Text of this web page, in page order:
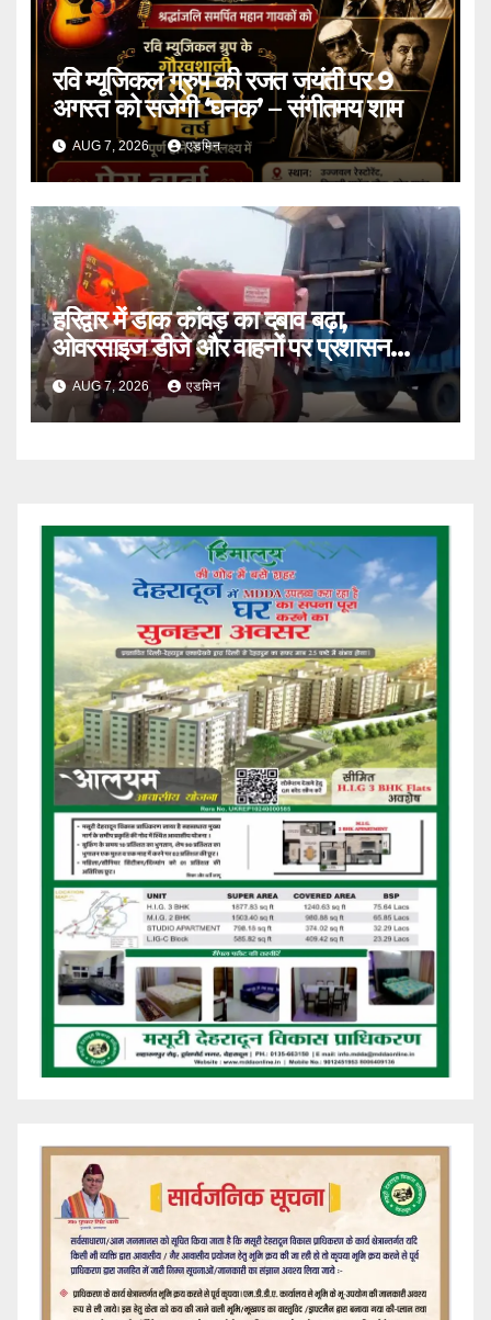
रवि म्यूजिकल ग्रुप की रजत जयंती पर 9
अगस्त को सजेगी ‘घनक’ – संगीतमय शाम
AUG 7, 2026 एडमिन
हरिद्वार में डाक कांवड़ का दबाव बढ़ा,
ओवरसाइज डीजे और वाहनों पर प्रशासन
सख्तAUG 7, 2026 एडमिन